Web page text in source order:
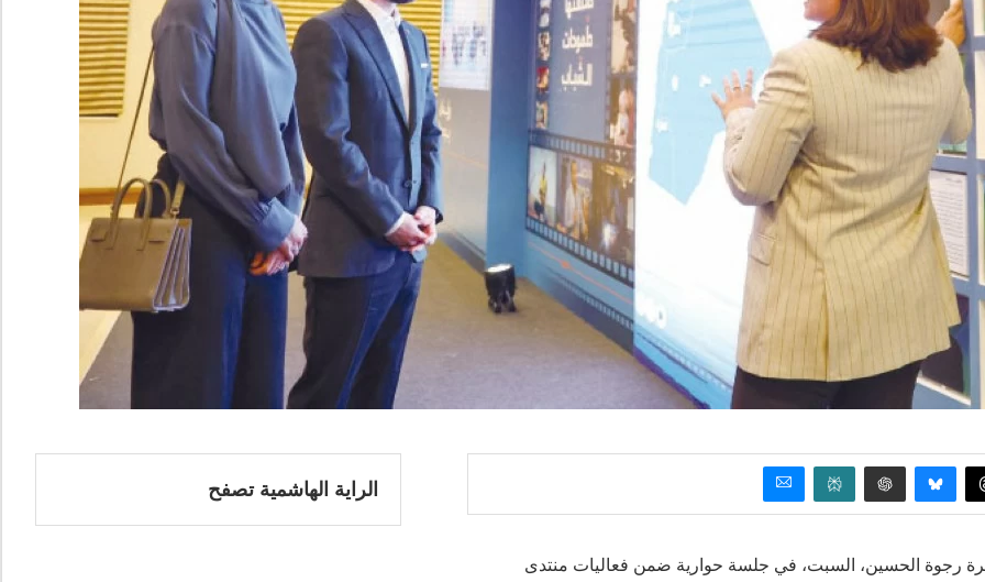
رجوة الحسين، السبت، في جلسة حوارية ضمن فعاليات منتدى
الراية الهاشمية تصفح